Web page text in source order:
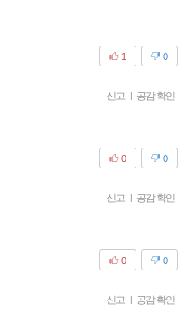
0
1
신고 | 공감 확인
0
0
신고 | 공감 확인
0
0
신고 | 공감 확인